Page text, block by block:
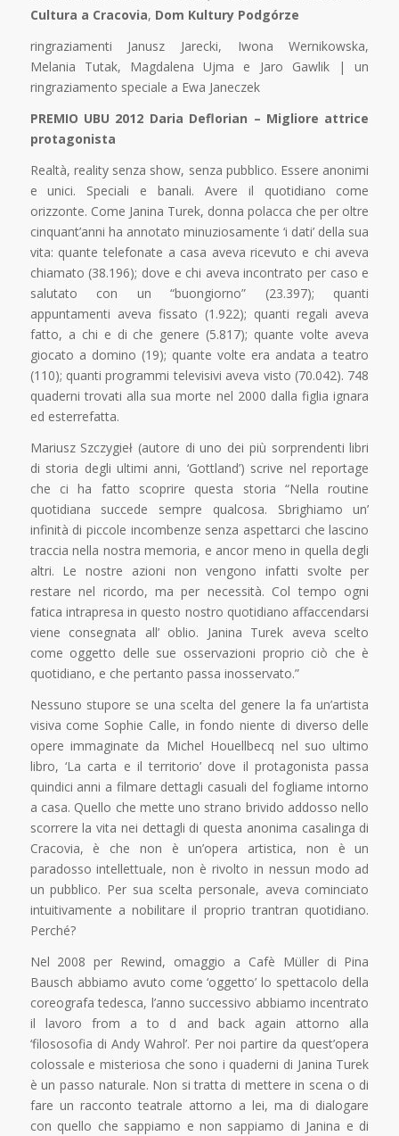
Cultura a Cracovia, Dom Kultury Podgórze
ringraziamenti Janusz Jarecki, Iwona Wernikowska,
Melania Tutak, Magdalena Ujma e Jaro Gawlik | un
ringraziamento speciale a Ewa Janeczek
PREMIO UBU 2012 Daria Deflorian – Migliore attrice
protagonista
Realtà, reality senza show, senza pubblico. Essere anonimi
e unici. Speciali e banali. Avere il quotidiano come
orizzonte. Come Janina Turek, donna polacca che per oltre
cinquant’anni ha annotato minuziosamente ‘i dati’ della sua
vita: quante telefonate a casa aveva ricevuto e chi aveva
chiamato (38.196); dove e chi aveva incontrato per caso e
salutato con un “buongiorno” (23.397); quanti
appuntamenti aveva fissato (1.922); quanti regali aveva
fatto, a chi e di che genere (5.817); quante volte aveva
giocato a domino (19); quante volte era andata a teatro
(110); quanti programmi televisivi aveva visto (70.042). 748
quaderni trovati alla sua morte nel 2000 dalla figlia ignara
ed esterrefatta.
Mariusz Szczygieł (autore di uno dei più sorprendenti libri
di storia degli ultimi anni, ‘Gottland’) scrive nel reportage
che ci ha fatto scoprire questa storia “Nella routine
quotidiana succede sempre qualcosa. Sbrighiamo un’
infinità di piccole incombenze senza aspettarci che lascino
traccia nella nostra memoria, e ancor meno in quella degli
altri. Le nostre azioni non vengono infatti svolte per
restare nel ricordo, ma per necessità. Col tempo ogni
fatica intrapresa in questo nostro quotidiano affaccendarsi
viene consegnata all’ oblio. Janina Turek aveva scelto
come oggetto delle sue osservazioni proprio ciò che è
quotidiano, e che pertanto passa inosservato.”
Nessuno stupore se una scelta del genere la fa un’artista
visiva come Sophie Calle, in fondo niente di diverso delle
opere immaginate da Michel Houellbecq nel suo ultimo
libro, ‘La carta e il territorio’ dove il protagonista passa
quindici anni a filmare dettagli casuali del fogliame intorno
a casa. Quello che mette uno strano brivido addosso nello
scorrere la vita nei dettagli di questa anonima casalinga di
Cracovia, è che non è un’opera artistica, non è un
paradosso intellettuale, non è rivolto in nessun modo ad
un pubblico. Per sua scelta personale, aveva cominciato
intuitivamente a nobilitare il proprio trantran quotidiano.
Perché?
Nel 2008 per Rewind, omaggio a Cafè Müller di Pina
Bausch abbiamo avuto come ‘oggetto’ lo spettacolo della
coreografa tedesca, l’anno successivo abbiamo incentrato
il lavoro from a to d and back again attorno alla
‘filososofia di Andy Wahrol’. Per noi partire da quest’opera
colossale e misteriosa che sono i quaderni di Janina Turek
è un passo naturale. Non si tratta di mettere in scena o di
fare un racconto teatrale attorno a lei, ma di dialogare
con quello che sappiamo e non sappiamo di Janina e di